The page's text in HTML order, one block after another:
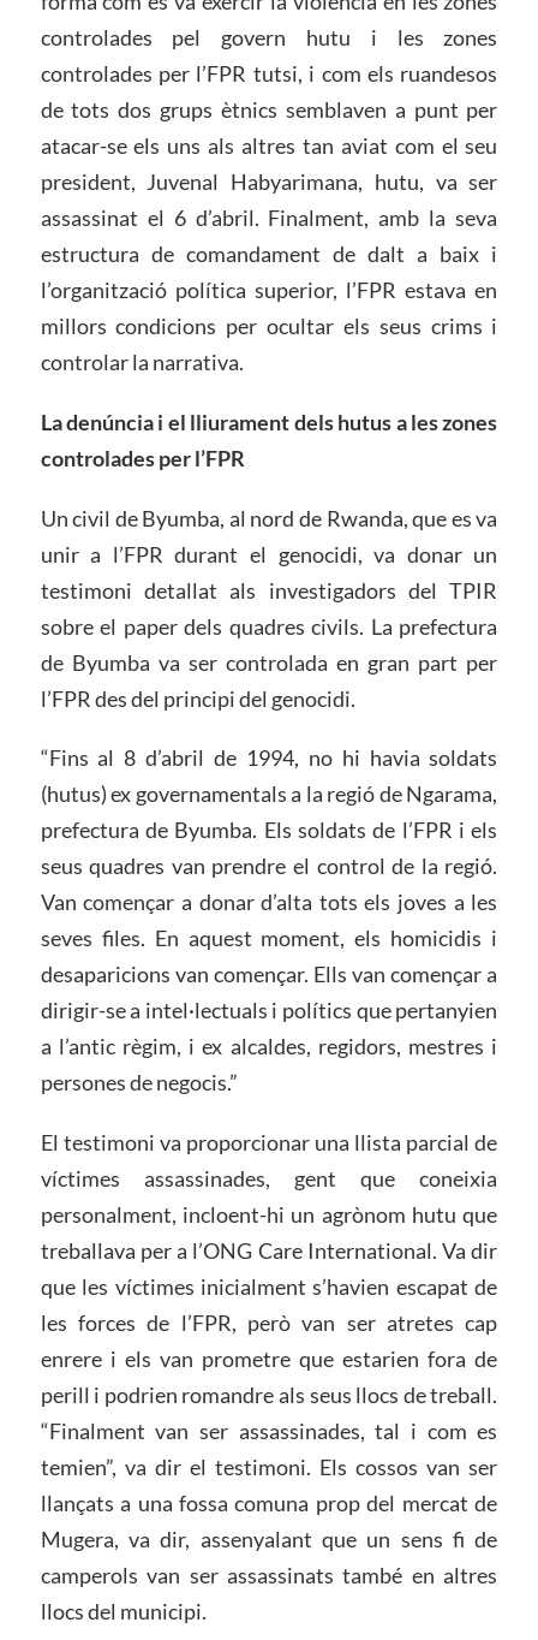
controlades pel govern hutu i les zones
controlades per l’FPR tutsi, i com els ruandesos
de tots dos grups ètnics semblaven a punt per
atacar-se els uns als altres tan aviat com el seu
president, Juvenal Habyarimana, hutu, va ser
assassinat el 6 d’abril. Finalment, amb la seva
estructura de comandament de dalt a baix i
l’organització política superior, l’FPR estava en
millors condicions per ocultar els seus crims i
controlar la narrativa.
La denúncia i el lliurament dels hutus a les zones
controlades per l’FPR
Un civil de Byumba, al nord de Rwanda, que es va
unir a l’FPR durant el genocidi, va donar un
testimoni detallat als investigadors del TPIR
sobre el paper dels quadres civils. La prefectura
de Byumba va ser controlada en gran part per
l’FPR des del principi del genocidi.
“Fins al 8 d’abril de 1994, no hi havia soldats
(hutus) ex governamentals a la regió de Ngarama,
prefectura de Byumba. Els soldats de l’FPR i els
seus quadres van prendre el control de la regió.
Van començar a donar d’alta tots els joves a les
seves files. En aquest moment, els homicidis i
desaparicions van començar. Ells van començar a
dirigir-se a intel·lectuals i polítics que pertanyien
a l’antic règim, i ex alcaldes, regidors, mestres i
persones de negocis.”
El testimoni va proporcionar una llista parcial de
víctimes assassinades, gent que coneixia
personalment, incloent-hi un agrònom hutu que
treballava per a l’ONG Care International. Va dir
que les víctimes inicialment s’havien escapat de
les forces de l’FPR, però van ser atretes cap
enrere i els van prometre que estarien fora de
perill i podrien romandre als seus llocs de treball.
“Finalment van ser assassinades, tal i com es
temien”, va dir el testimoni. Els cossos van ser
llançats a una fossa comuna prop del mercat de
Mugera, va dir, assenyalant que un sens fi de
camperols van ser assassinats també en altres
llocs del municipi.